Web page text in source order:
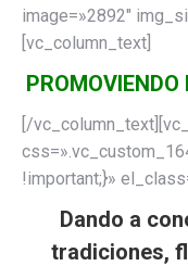
image=»2892″
[vc_column_text]
PROMOVIENDO
[/
!important;}»
Dando a
tradiciones,